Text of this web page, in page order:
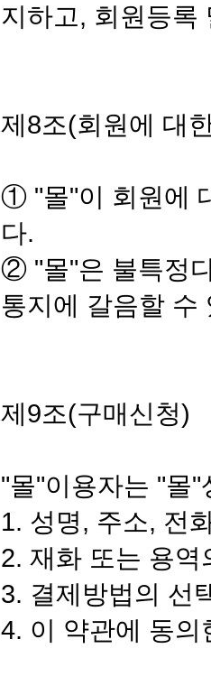
지하고, 회원등록
제8조(회원에 대
① "몰"이 회원에
다.
② "몰"은 불특정
통지에 갈음할 수
제9조(구매신청)
"몰"이용자는 "몰
1. 성명, 주소, 전
2. 재화 또는 용역
3. 결제방법의 선
4. 이 약관에 동